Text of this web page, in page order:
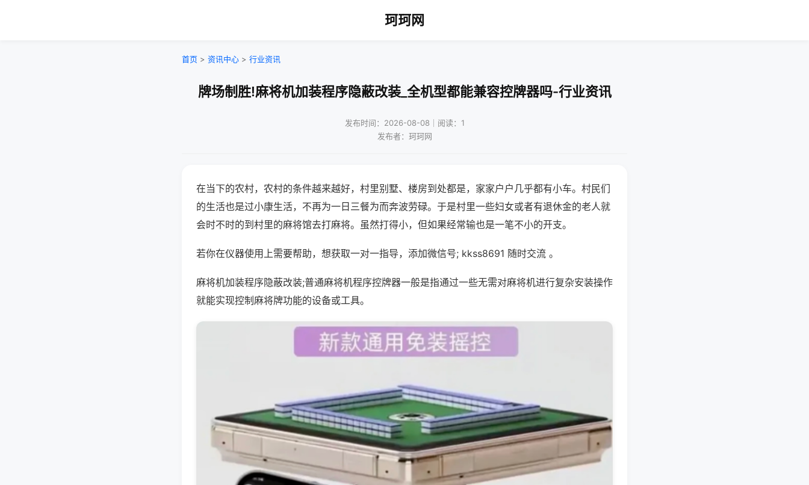
珂珂网
首页 > 资讯中心 > 行业资讯
牌场制胜!麻将机加装程序隐蔽改装_全机型都能兼容控牌器吗-行业资讯
发布时间：2026-08-08｜阅读：1
发布者：珂珂网
在当下的农村，农村的条件越来越好，村里别墅、楼房到处都是，家家户户几乎都有小车。村民们
的生活也是过小康生活，不再为一日三餐为而奔波劳碌。于是村里一些妇女或者有退休金的老人就
会时不时的到村里的麻将馆去打麻将。虽然打得小，但如果经常输也是一笔不小的开支。
若你在仪器使用上需要帮助，想获取一对一指导，添加微信号; kkss8691 随时交流 。
麻将机加装程序隐蔽改装;普通麻将机程序控牌器一般是指通过一些无需对麻将机进行复杂安装操作
就能实现控制麻将牌功能的设备或工具。